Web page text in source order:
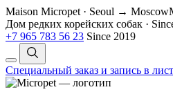
Maison Micropet · Seoul → Moscow
Дом редких корейских собак ·
+7 965 783 56 23 Since 2019
Специальный заказ и запись в